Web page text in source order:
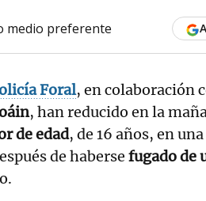
medio preferente
Foral, en colaboración
, han reducido en la
de edad, de 16 años, en
de haberse fugado de